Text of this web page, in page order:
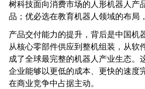
树科技面向消费市场的人形机器人产
品；优必选在教育机器人领域的布局
产品交付能力的提升，背后是中国机
从核心零部件供应到整机组装，从软
成了全球最完整的机器人产业生态。
企业能够以更低的成本、更快的速度
在商业竞争中占据主动。